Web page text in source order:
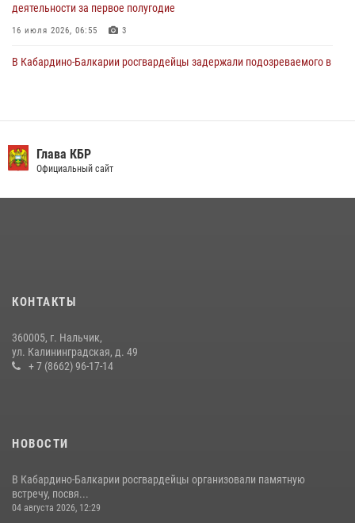
деятельности за первое полугодие
16 июля 2026, 06:55 3
В Кабардино-Балкарии росгвардейцы задержали подозреваемого в
округе Росгвардии
09 июля 2026, 08:36
НАЧАЛЬНИК УПРАВЛЕНИЯ РОСГВАРДИИ ПО КАБАРДИНО-
БАЛКАРСКОЙ РЕСПУБЛИКЕ ПРОВЕДЕТ ПРИЕМ ГРАЖДАН
Глава КБР
Официальный сайт
КОНТАКТЫ
360005, г. Нальчик,
ул. Калининградская, д. 49
+ 7 (8662) 96-17-14
НОВОСТИ
В Кабардино-Балкарии росгвардейцы организовали памятную
встречу, посвя...
04 августа 2026, 12:29